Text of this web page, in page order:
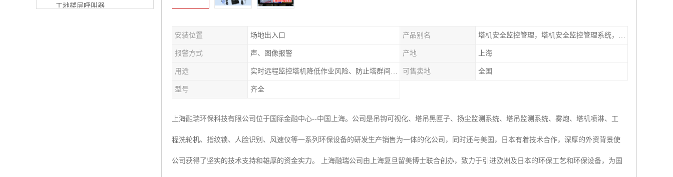
工地楼层呼叫器
安装位置 场地出入口 产品别名 塔机安全监控管理，塔机安全监控管理系统，特种设备安全管理系统
报警方式 声、图像报警 产地 上海
用途 实时远程监控塔机降低作业风险、防止塔群间碰撞 可售卖地 全国
型号 齐全
上海融瑞环保科技有限公司位于国际金融中心--中国上海。公司是吊钩可视化、塔吊黑匣子、扬尘监测系统、塔吊监测系统、雾炮、塔机喷淋、工
程洗轮机、指纹锁、人脸识别、风速仪等一系列环保设备的研发生产销售为一体的化公司，同时还与美国，日本有着技术合作，深厚的外资背景使
公司获得了坚实的技术支持和雄厚的资金实力。 上海融瑞公司由上海复旦留美博士联合创办，致力于引进欧洲及日本的环保工艺和环保设备，为国